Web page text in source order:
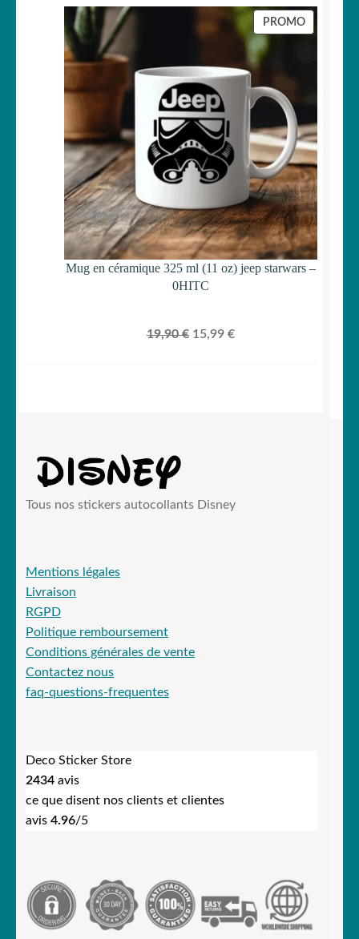
initial
était :
actuel
est :
15,99 €.
PROMOPRODUIT
Mug en céramique 325 ml (11 oz) jeep starwars –
0HITC
19,90€ Le
15,99 €Le
Tous nos stickers autocollants Disney
Mentions légales
Livraison
RGPD
Politique remboursement
Conditions générales de vente
Contactez nous
faq-questions-frequentes
Deco Sticker Store
2434 avis
ce que disent nos clients et clientes
avis 4.96/5